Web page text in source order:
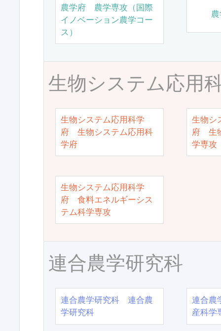
農学府 農学専攻（国際
イノベーション農学コー
ス）
生物システム応用
生物システム応用科学
府 生物システム応用科
学府
生物シ
府 生
学専攻
生物システム応用科学
府 食料エネルギーシス
テム科学専攻
連合農学研究科
連合農学研究科 連合農
学研究科
連合農
産科学